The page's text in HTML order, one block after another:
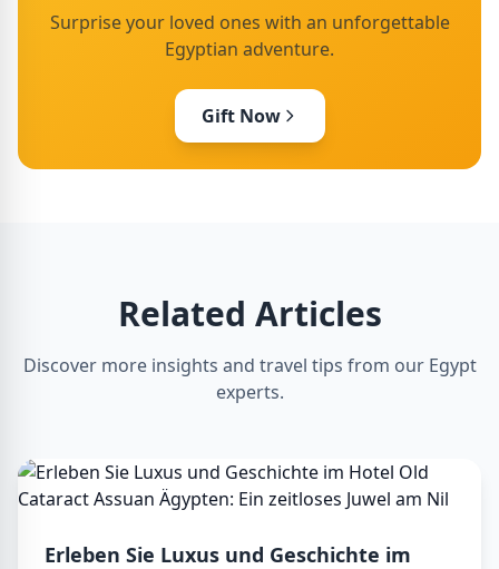
Surprise your loved ones with an unforgettable
Egyptian adventure.
Gift Now
Related Articles
Discover more insights and travel tips from our Egypt
experts.
Erleben Sie Luxus und Geschichte im